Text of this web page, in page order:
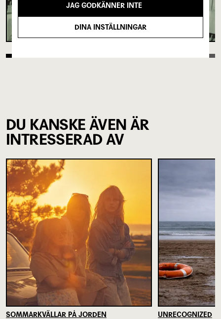
DU KANSKE ÄVEN ÄR
INTRESSERAD AV
SOMMARKVÄLLAR PÅ JORDEN UNRECOGNIZED
JAG GODKÄNNER INTE
DINA INSTÄLLNINGAR